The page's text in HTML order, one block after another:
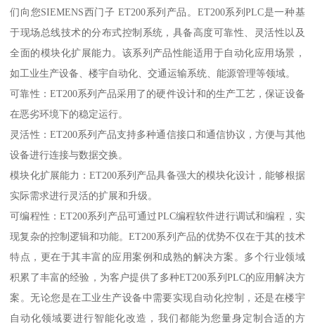
们向您SIEMENS西门子 ET200系列产品。ET200系列PLC是一种基
于现场总线技术的分布式控制系统，具备高度可靠性、灵活性以及
全面的模块化扩展能力。该系列产品性能适用于自动化应用场景，
如工业生产设备、楼宇自动化、交通运输系统、能源管理等领域。
可靠性：ET200系列产品采用了的硬件设计和的生产工艺，保证设备
在恶劣环境下的稳定运行。
灵活性：ET200系列产品支持多种通信接口和通信协议，方便与其他
设备进行连接与数据交换。
模块化扩展能力：ET200系列产品具备强大的模块化设计，能够根据
实际需求进行灵活的扩展和升级。
可编程性：ET200系列产品可通过PLC编程软件进行调试和编程，实
现复杂的控制逻辑和功能。ET200系列产品的优势不仅在于其的技术
特点，更在于其丰富的应用案例和成熟的解决方案。多个行业领域
积累了丰富的经验，为客户提供了多种ET200系列PLC的应用解决方
案。无论您是在工业生产设备中需要实现自动化控制，还是在楼宇
自动化领域要进行智能化改造，我们都能为您量身定制合适的方